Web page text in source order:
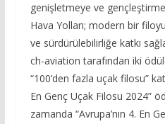
genişletmeye ve
Hava Yolları; modern bir
ve sürdürülebilirliğe katkı
ch-aviation tarafından iki
“100’den fazla uçak filosu”
En Genç Uçak Filosu 2024”
zamanda “Avrupa’nın 4. En